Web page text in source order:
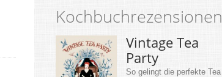
Kochbuchrezensionen
Vintage Tea
Party
So gelingt die perfekte Tea